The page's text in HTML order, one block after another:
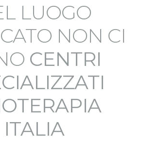
LUOGO
NON CI
CENTRI
ITALIA